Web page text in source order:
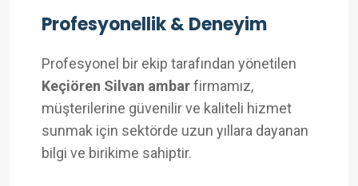
Profesyonellik & Deneyim
Profesyonel bir ekip tarafından yönetilen
Keçiören Silvan ambarfirmamız,
müşterilerine güvenilir ve kaliteli hizmet
sunmak için sektörde uzun yıllara dayanan
bilgi ve birikime sahiptir.